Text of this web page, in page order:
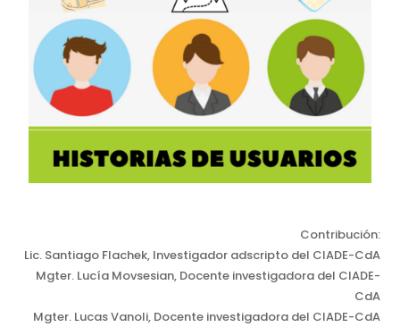
Contribución:
Lic. Santiago Flachek, Investigador adscripto del CIADE-CdA
Mgter. Lucía Movsesian, Docente investigadora del CIADE-
CdA
Mgter. Lucas Vanoli, Docente investigadora del CIADE-CdA